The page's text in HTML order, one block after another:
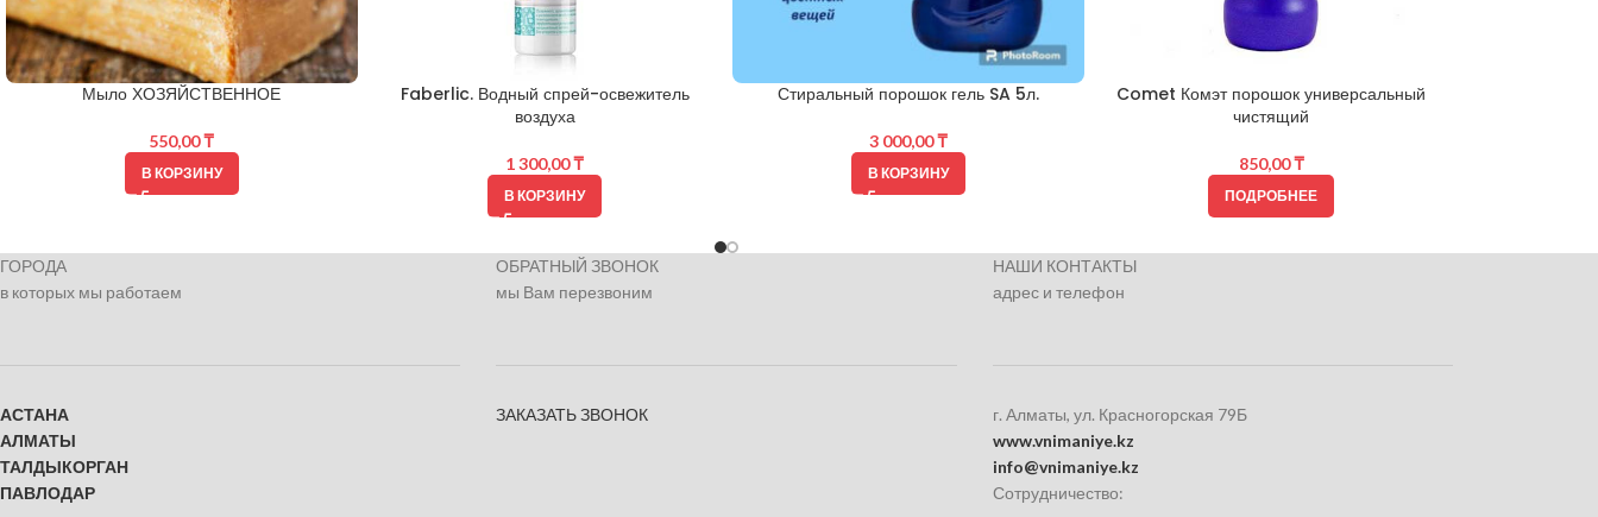
Мыло ХОЗЯЙСТВЕННОЕ
550,00₸
В КОРЗИНУ
Faberlic. Водный спрей-освежитель
воздуха
1 300,00₸
В КОРЗИНУ
Стиральный порошок гель SA 5л.
3 000,00₸
В КОРЗИНУ
Comet Комэт порошок универсальный
чистящий
850,00₸
ПОДРОБНЕЕ
ГОРОДА
в которых мы работаем
АСТАНА
АЛМАТЫ
ТАЛДЫКОРГАН
ПАВЛОДАР
ОБРАТНЫЙ ЗВОНОК
мы Вам перезвоним
ЗАКАЗАТЬ ЗВОНОК
НАШИ КОНТАКТЫ
адрес и телефон
г. Алматы, ул. Красногорская 79Б
www.vnimaniye.kz
info@vnimaniye.kz
Сотрудничество: